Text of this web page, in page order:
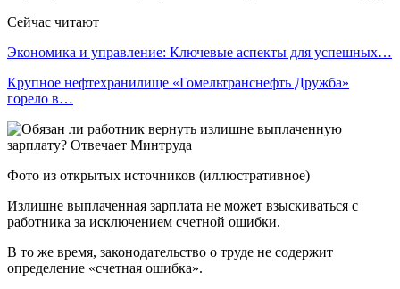
Сейчас читают
Экономика и управление: Ключевые аспекты для успешных…
Крупное нефтехранилище «Гомельтранснефть Дружба»
горело в…
Фото из открытых источников (иллюстративное)
Излишне выплаченная зарплата не может взыскиваться с
работника за исключением счетной ошибки.
В то же время, законодательство о труде не содержит
определение «счетная ошибка».